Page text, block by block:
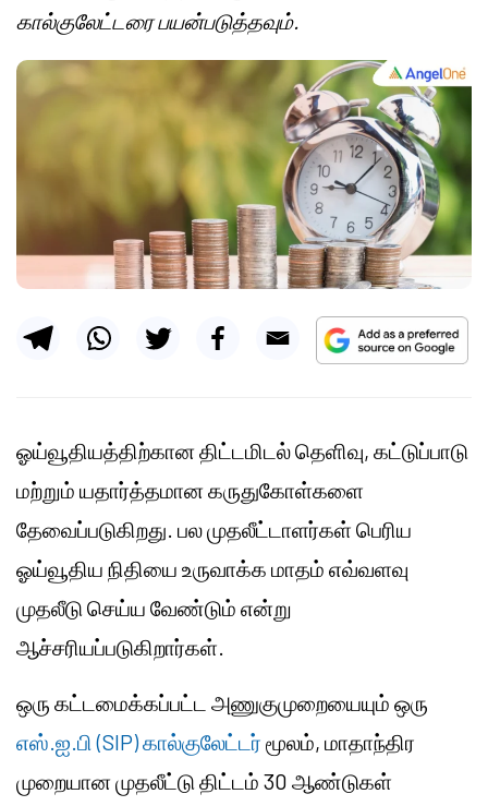
கால்குலேட்டரை பயன்படுத்தவும்.
ஓய்வூதியத்திற்கான திட்டமிடல் தெளிவு, கட்டுப்பாடு
மற்றும் யதார்த்தமான கருதுகோள்களை
தேவைப்படுகிறது. பல முதலீட்டாளர்கள் பெரிய
ஓய்வூதிய நிதியை உருவாக்க மாதம் எவ்வளவு
முதலீடு செய்ய வேண்டும் என்று
ஆச்சரியப்படுகிறார்கள்.
ஒரு கட்டமைக்கப்பட்ட அணுகுமுறையையும் ஒரு
எஸ்.ஐ.பி (SIP) கால்குலேட்டர் மூலம், மாதாந்திர
முறையான முதலீட்டு திட்டம் 30 ஆண்டுகள்